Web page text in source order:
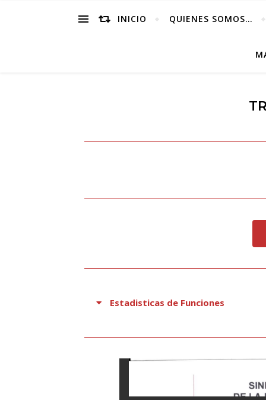
INICIO QUIENES SOMOS…
Estadisticas de Funciones